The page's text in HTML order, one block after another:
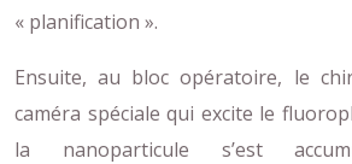
« planification ».
Ensuite, au bloc opératoire, le
caméra spéciale qui excite le
la nanoparticule s’est